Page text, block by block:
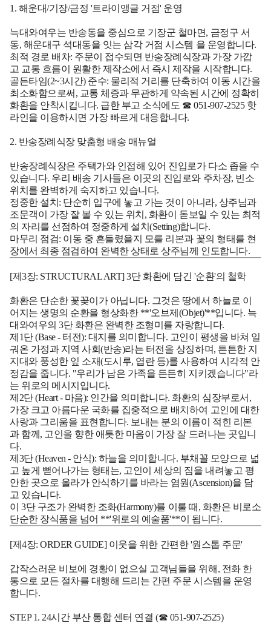
1. 해운대/기장/금정 '트라이앵글 거점' 운영
늑대와여우는 반송동을 중심으로 기장군 철마면, 금정구 서
동, 해운대구 석대동을 잇는삼각 거점 시스템 을 운영합니다.
최적 경로 배차: 주문이 접수되면 반송장례식장과 가장 가깝
고 교통 흐름이 원활한 제작소에서 즉시 제작을 시작합니다.
골든타임(2~3시간) 준수: 물리적 거리를 단축하여 이동 시간을
최소화함으로써, 교통 체증과 무관하게 약속된 시간에 정확히
화환을 안착시킵니다. 급한 부고 소식에도 ☎ 051-907-2525 핫
라인을 이용하시면 가장 빠르게 대응합니다.
2. 반송장례식장 맞춤형 배송 매뉴얼
반송장례식장은 주택가와 인접해 있어 진입로가 다소 좁을 수
있습니다. 우리 배송 기사들은 이곳의 진입로와 주차장, 빈소
위치를 완벽하게 숙지하고 있습니다.
정중한 설치: 단순히 입구에 놓고 가는 것이 아니라, 상주님과
조문객이 가장 잘 볼 수 있는 위치, 화환이 돋보일 수 있는 최적
의 자리를 선점하여 정중하게 설치(Setting)합니다.
마무리 점검: 이동 중 흔들렸을지 모를 리본과 꽃의 형태를 현
장에서 최종 점검하여 완벽한 상태로 상주님께 인도합니다.
[제3장: STRUCTURAL ART] 3단 화환에 담긴 '순환'의 철학
화환은 단순한 꽃꽂이가 아닙니다. 그것은 땅에서 하늘로 이
어지는 생명의 순환을 형상화한 **'오브제(Objet)'**입니다. 늑
대와여우의 3단 화환은 완벽한 조형미를 자랑합니다.
제1단 (Base - 터전): 대지를 의미합니다. 고인이 평생을 바쳐 일
궈온 가정과 지역 사회(반송)라는 터전을 상징하며, 튼튼한 지
지대와 풍성한 잎 소재(도시루, 엽란 등)를 사용하여 시각적 안
정감을 줍니다. "우리가 남은 가족을 든든히 지키겠습니다"라
는 위로의 메시지입니다.
제2단 (Heart - 마음): 인간을 의미합니다. 화환의 심장부로서,
가장 크고 아름다운 국화를 집중적으로 배치하여 고인에 대한
사랑과 그리움을 표현합니다. 보내는 분의 이름이 적힌 리본
과 함께, 고인을 향한 애틋한 마음이 가장 잘 드러나는 곳입니
다.
제3단 (Heaven - 안식): 하늘을 의미합니다. 부채꼴 모양으로 넓
고 높게 뻗어나가는 형태는, 고인이 세상의 짐을 내려놓고 평
안한 곳으로 올라가 안식하기를 바라는 염원(Ascension)을 담
고 있습니다.
이 3단 구조가 완벽한 조화(Harmony)를 이룰 때, 화환은 비로소
단순한 장식품을 넘어 **'위로의 예술품'**이 됩니다.
[제4장: ORDER GUIDE] 이웃을 위한 간편한 '원스톱 주문'
갑작스러운 비보에 경황이 없으실 고객님들을 위해, 전화 한
통으로 모든 절차를 대행해 드리는 간편 주문 시스템을 운영
합니다.
STEP 1. 24시간 부산 통합 센터 연결 (☎ 051-907-2525)